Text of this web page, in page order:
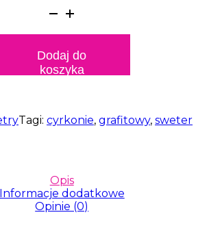
ilość
damski
z
cyrkoniami
i
1
Dodaj do
koszyka
Tagi: cyrkonie, grafitowy, sweter
Opis
Informacje dodatkowe
Opinie (0)